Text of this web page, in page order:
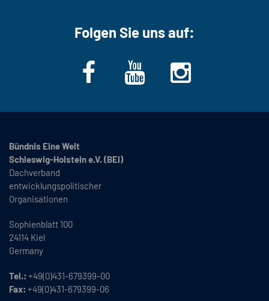
Folgen Sie uns auf:
Bündnis Eine Welt
Schleswig-Holstein e.V. (BEI)
Dachverband
entwicklungspolitischer
Organisationen
Sophienblatt 100
24114 Kiel
Germany
Tel.: +49(0)431-679399-00
Fax: +49(0)431-679399-06